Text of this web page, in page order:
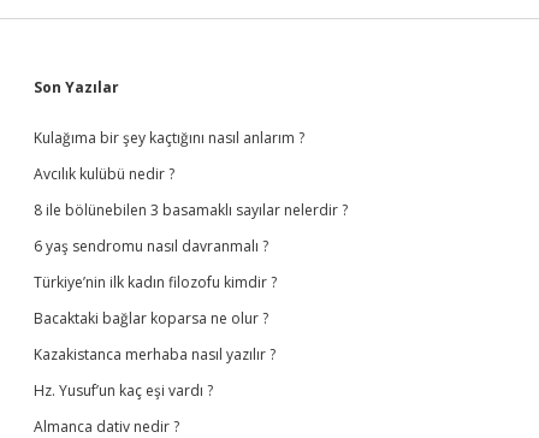
Sidebar
Son Yazılar
Kulağıma bir şey kaçtığını nasıl anlarım ?
Avcılık kulübü nedir ?
8 ile bölünebilen 3 basamaklı sayılar nelerdir ?
6 yaş sendromu nasıl davranmalı ?
Türkiye’nin ilk kadın filozofu kimdir ?
Bacaktaki bağlar koparsa ne olur ?
Kazakistanca merhaba nasıl yazılır ?
Hz. Yusuf’un kaç eşi vardı ?
Almanca dativ nedir ?